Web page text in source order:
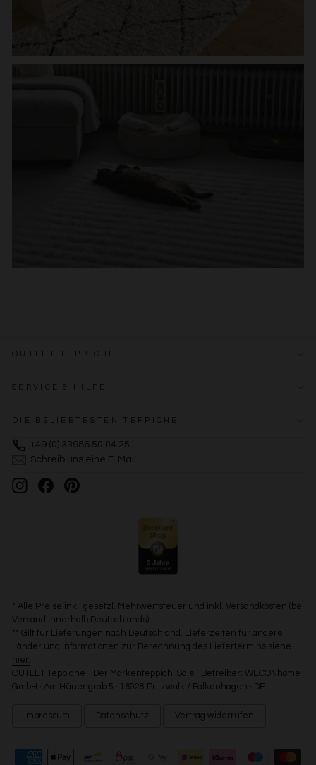
OUTLET TEPPICHE
SERVICE & HILFE
DIE BELIEBTESTEN TEPPICHE
+49 (0) 33986 50 04 25
Schreib uns eine E-Mail
InstagramFacebookPinterest
* Alle Preise inkl. gesetzl. Mehrwertsteuer und inkl. Versandkosten (bei
Versand innerhalb Deutschlands).
** Gilt für Lieferungen nach Deutschland. Lieferzeiten für andere
Länder und Informationen zur Berechnung des Liefertermins siehe
hier.
OUTLET Teppiche - Der Markenteppich-Sale · Betreiber: WECONhome
GmbH · Am Hünengrab 5 · 16928 Pritzwalk / Falkenhagen · DE
Impressum Datenschutz Vertrag widerrufen